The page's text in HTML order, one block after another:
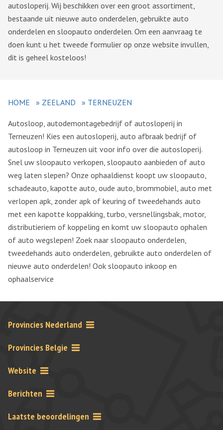
autosloperij. Wij beschikken over een groot assortiment,
bestaande uit nieuwe auto onderdelen, gebruikte auto
onderdelen en sloopauto onderdelen. Om een aanvraag te
doen kunt u het tweede formulier op onze website invullen,
dit is geheel kosteloos!
HOME » ZEELAND » TERNEUZEN
Autosloop, autodemontagebedrijf of autosloperij in
Terneuzen! Kies een autosloperij, auto afbraak bedrijf of
autosloop in Terneuzen uit voor info over die autosloperij.
Snel uw sloopauto verkopen, sloopauto aanbieden of auto
weg laten slepen? Onze ophaaldienst koopt uw sloopauto,
schadeauto, kapotte auto, oude auto, brommobiel, auto met
verlopen apk, zonder apk of keuring of tweedehands auto
met een kapotte koppakking, turbo, versnellingsbak, motor,
distributieriem of koppeling en komt uw sloopauto ophalen
of auto wegslepen! Zoek naar sloopauto onderdelen,
tweedehands auto onderdelen, gebruikte auto onderdelen of
nieuwe auto onderdelen! Ook sloopauto inkoop en
ophaalservice
Provincies Nederland
Provincies Belgie
Website
Berichten
Laatste beoordelingen